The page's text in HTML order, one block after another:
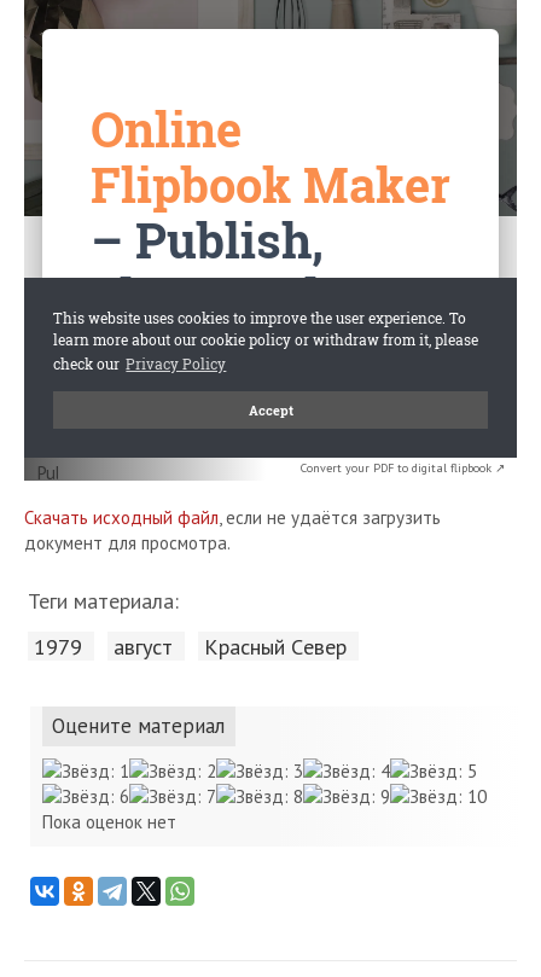
Convert your PDF to digital flipbook ↗
Скачать исходный файл, если не удаётся загрузить
документ для просмотра.
Теги материала:
1979 август Красный Cевер
Оцените материал
Пока оценок нет